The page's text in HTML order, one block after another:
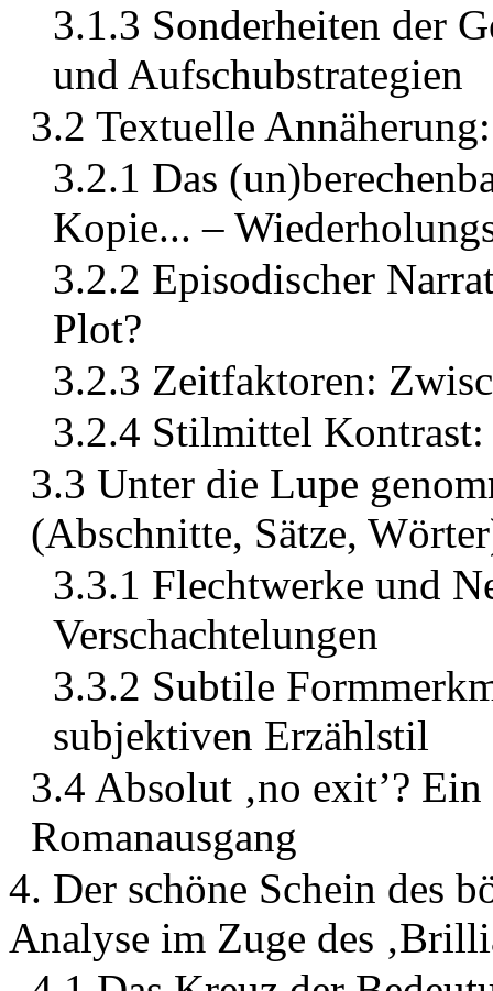
3.1.3 Sonderheiten der
und Aufschubstrategien
3.2 Textuelle
3.2.1 Das
Kopie... –
3.2.2 Episodischer
Plot?
3.2.3 Zeitfaktoren:
3.2.4 Stilmittel
3.3 Unter die Lupe
(Abschnitte, Sätze,
3.3.1 Flechtwerke und
Verschachtelungen
3.3.2 Subtile
subjektiven Erzählstil
3.4 Absolut ‚no exit’?
Romanausgang
4. Der schöne Schein des
Analyse im Zuge des